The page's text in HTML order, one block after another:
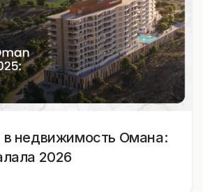
в недвижимость Омана:
2026